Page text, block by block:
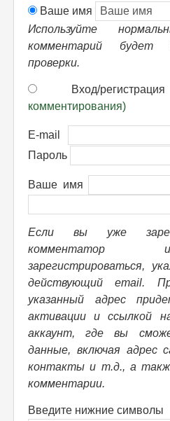
Ваше имя
Используйте
комментарий будет
проверки.
Вход/
комментирования)
E-mail
Пароль
Ваше имя
Если вы уже
комментатор
зарегистрироваться,
действующий email.
указанный адрес
активации и ссылкой
аккаунт, где вы
данные, включая адрес
контакты и т.д., а
комментарии.
Введите нижние символы